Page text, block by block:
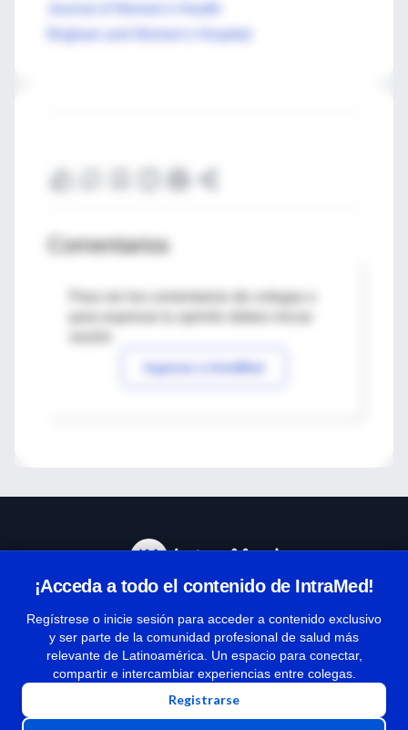
Comentarios
Para ver los comentarios de colegas o
Ingresar a IntraMed
¡Acceda a todo el contenido de IntraMed!
Regístrese o inicie sesión para acceder a contenido exclusivo
y ser parte de la comunidad profesional de salud más
relevante de Latinoamérica. Un espacio para conectar,
compartir e intercambiar experiencias entre colegas.
Registrarse
Términos y condiciones
| Políticas de privacidad
| Todos los derechos reservados | Copyright 1997-2026